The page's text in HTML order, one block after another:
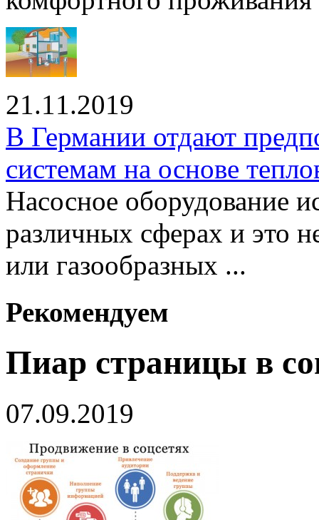
21.11.2019
В Германии отдают
системам на основе
Насосное оборудование
различных сферах и это
или газообразных ...
Рекомендуем
Пиар страницы в
07.09.2019